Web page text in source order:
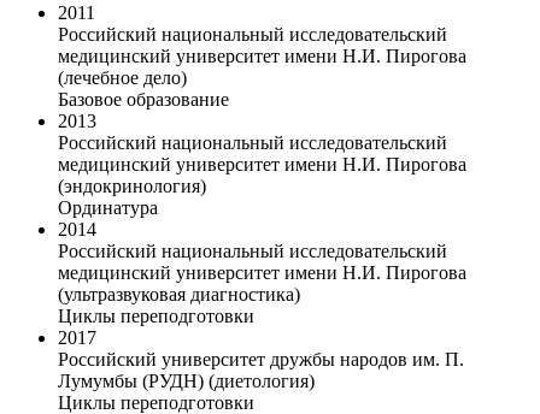
2011
Российский национальный исследовательский
медицинский университет имени Н.И. Пирогова
(лечебное дело)
Базовое образование
2013
Российский национальный исследовательский
медицинский университет имени Н.И. Пирогова
(эндокринология)
Ординатура
2014
Российский национальный исследовательский
медицинский университет имени Н.И. Пирогова
(ультразвуковая диагностика)
Циклы переподготовки
2017
Российский университет дружбы народов им. П.
Лумумбы (РУДН) (диетология)
Циклы переподготовки